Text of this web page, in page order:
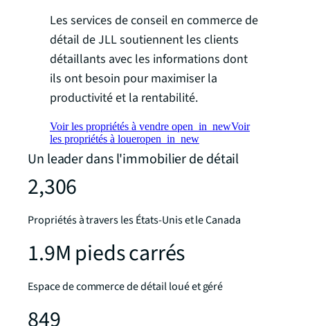
Les services de conseil en commerce de
détail de JLL soutiennent les clients
détaillants avec les informations dont
ils ont besoin pour maximiser la
productivité et la rentabilité.
Voir les propriétés à vendre open_in_newVoir
les propriétés à loueropen_in_new
Un leader dans l'immobilier de détail
2,306
Propriétés à travers les États-Unis et le Canada
1.9M pieds carrés
Espace de commerce de détail loué et géré